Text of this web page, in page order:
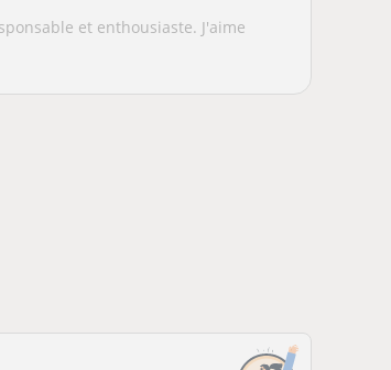
et enthousiaste. J'aime